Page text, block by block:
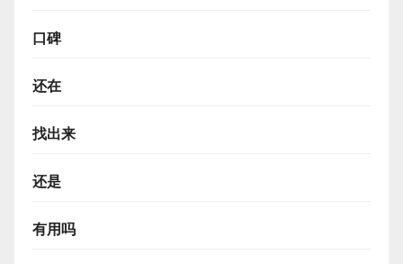
口碑
还在
找出来
还是
有用吗